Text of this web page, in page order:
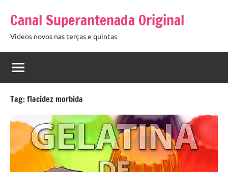
paraCanal Superantenada Original
Videos novos nas terças e quintas
Tag:flacidez morbida